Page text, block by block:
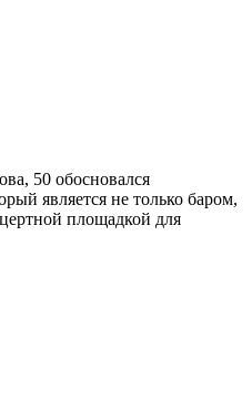
50 обосновался
является не только баром,
площадкой для